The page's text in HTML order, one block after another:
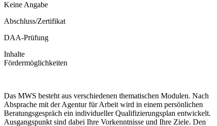
Keine Angabe
Abschluss/Zertifikat
DAA-Prüfung
Inhalte
Fördermöglichkeiten
Das MWS besteht aus verschiedenen thematischen Modulen. Nach
Absprache mit der Agentur für Arbeit wird in einem persönlichen
Beratungsgespräch ein individueller Qualifizierungsplan entwickelt.
Ausgangspunkt sind dabei Ihre Vorkenntnisse und Ihre Ziele. Den